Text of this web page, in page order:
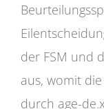
der FSM und
aus, womit
durch age-